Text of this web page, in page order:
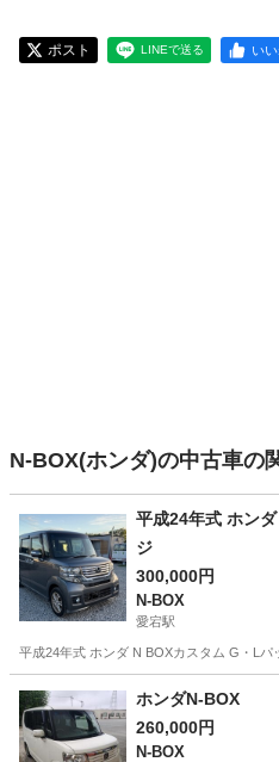
ポスト LINEで送る いい
N-BOX(ホンダ)の中古車の
平成24年式 ホン
ジ
300,000円
N-BOX
愛宕駅
平成24年式 ホンダ N BOXカスタム G・L
千葉 野田市 愛宕駅
ホンダN-BOX
260,000円
N-BOX